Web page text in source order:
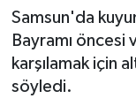
Samsun'da
Bayramı öncesi
karşılamak için
söyledi.
Dünya
Eğitim
Süper Lig
Tüm